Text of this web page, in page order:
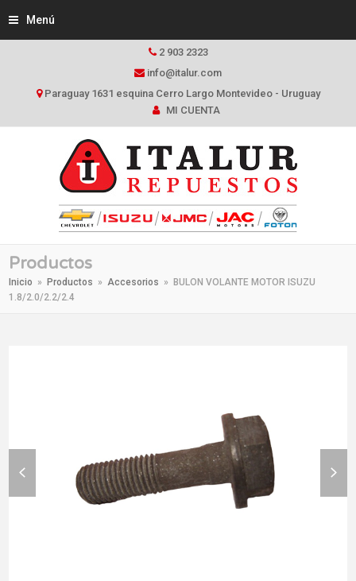
Menú
2 903 2323
info@italur.com
Paraguay 1631 esquina Cerro Largo Montevideo - Uruguay
MI CUENTA
Productos
Inicio » Productos » Accesorios »
BULON VOLANTE MOTOR ISUZU
1.8/2.0/2.2/2.4
slide